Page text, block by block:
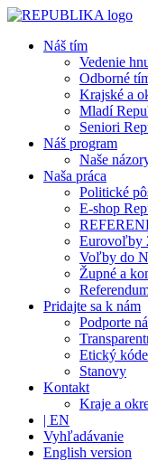
Náš tím
Vedenie
Odborné
Krajské a
Mladí
Seniori
Náš program
Naše
Naša práca
Politické
E-shop
Eurovoľby
Voľby do
Župné a
Pridajte sa k nám
Podporte
Etický
Stanovy
Kontakt
Kraje a
| EN
Vyhľadávanie
English version